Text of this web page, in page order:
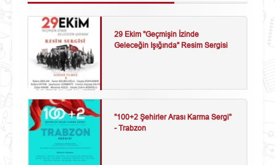
29 Ekim "Geçmişin İzinde
Geleceğin Işığında" Resim Sergisi
"100+2 Şehirler Arası Karma Sergi"
- Trabzon